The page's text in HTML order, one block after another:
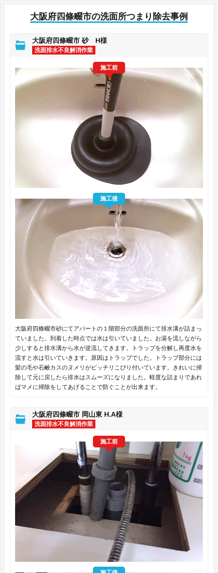
大阪府四條畷市の洗面所つまり除去事例
大阪府四條畷市 砂 H様
洗面排水不良解消作業
施工前
施工後
大阪府四條畷市砂にてアパートの１階部分の洗面所にて排水溝が詰まっ
ていました。到着した時点では水は引いていました。お湯を流しながら
少しすると排水溝から水が逆流してきます。トラップを分解し再度水を
流すと水は引いていきます。原因はトラップでした。トラップ部分には
髪の毛や石鹸カスのヌメリがビッチリこびり付いています。きれいに掃
除して元に戻したら排水はスムーズになりました。軽度な詰まりであれ
ばマメに掃除をしてあげることで防ぐことが出来ます。
大阪府四條畷市 岡山東 H.A様
洗面排水不良解消作業
施工前